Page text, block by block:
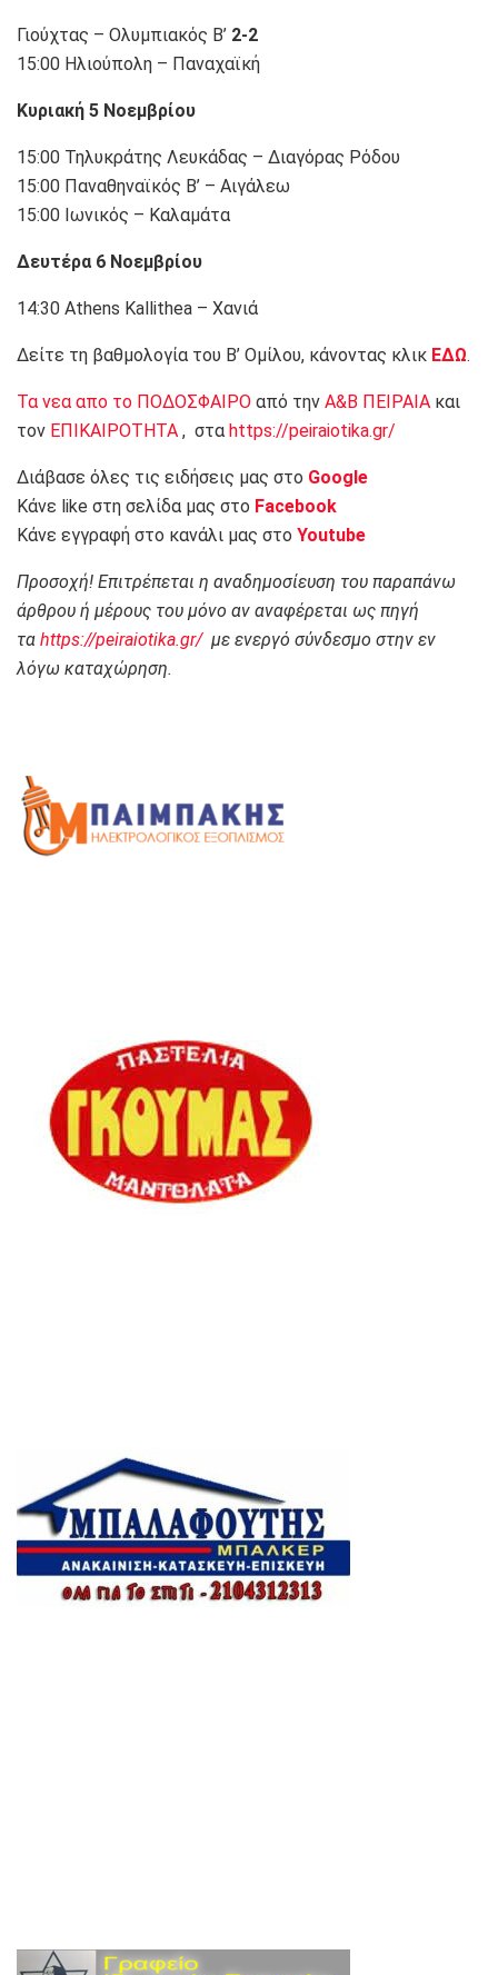
Γιούχτας – Ολυμπιακός Β’ 2-2
15:00 Ηλιούπολη – Παναχαϊκή
Κυριακή 5 Νοεμβρίου
15:00 Τηλυκράτης Λευκάδας – Διαγόρας Ρόδου
15:00 Παναθηναϊκός Β’ – Αιγάλεω
15:00 Ιωνικός – Καλαμάτα
Δευτέρα 6 Νοεμβρίου
14:30 Athens Kallithea – Χανιά
Δείτε τη βαθμολογία του Β’ Ομίλου, κάνοντας κλικ ΕΔΩ.
Τα νεα απο το ΠΟΔΟΣΦΑΙΡΟ από την Α&Β ΠΕΙΡΑΙΑ και
τον ΕΠΙΚΑΙΡΟΤΗΤΑ , στα https://peiraiotika.gr/
Διάβασε όλες τις ειδήσεις μας στο Google
Κάνε like στη σελίδα μας στο Facebook
Κάνε εγγραφή στο κανάλι μας στο Youtube
Προσοχή! Επιτρέπεται η αναδημοσίευση του παραπάνω
άρθρου ή μέρους του μόνο αν αναφέρεται ως πηγή
τα https://peiraiotika.gr/με ενεργό σύνδεσμο στην εν
λόγω καταχώρηση.